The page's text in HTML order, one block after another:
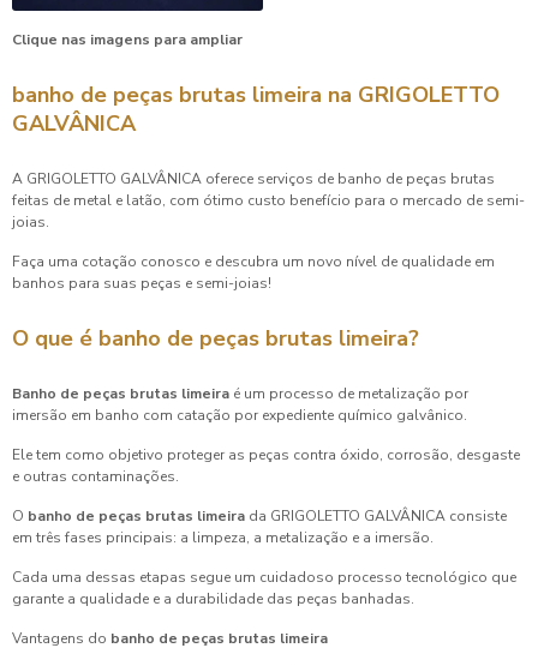
Clique nas imagens para ampliar
banho de peças brutas limeira na GRIGOLETTO
GALVÂNICA
A GRIGOLETTO GALVÂNICA oferece serviços de banho de peças brutas
feitas de metal e latão, com ótimo custo benefício para o mercado de semi-
joias.
Faça uma cotação conosco e descubra um novo nível de qualidade em
banhos para suas peças e semi-joias!
O que é banho de peças brutas limeira?
Banho de peças brutas limeira é um processo de metalização por
imersão em banho com catação por expediente químico galvânico.
Ele tem como objetivo proteger as peças contra óxido, corrosão, desgaste
e outras contaminações.
O banho de peças brutas limeira da GRIGOLETTO GALVÂNICA consiste
em três fases principais: a limpeza, a metalização e a imersão.
Cada uma dessas etapas segue um cuidadoso processo tecnológico que
garante a qualidade e a durabilidade das peças banhadas.
Vantagens do banho de peças brutas limeira